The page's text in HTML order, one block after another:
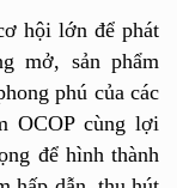
hội lớn để phát
mở, sản phẩm
phú của các
OCOP cùng lợi
để hình thành